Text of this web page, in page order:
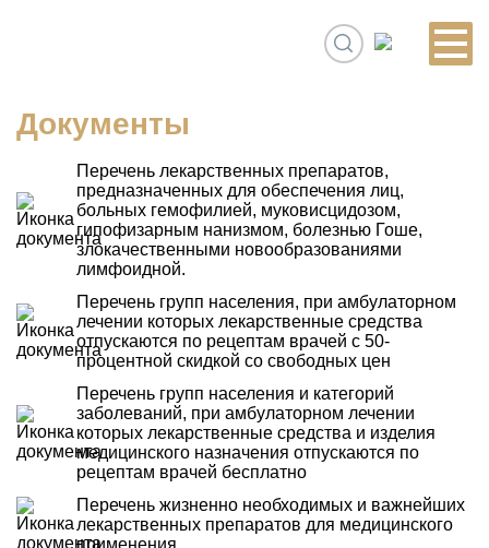
Документы
Перечень лекарственных препаратов,
предназначенных для обеспечения лиц,
больных гемофилией, муковисцидозом,
гипофизарным нанизмом, болезнью Гоше,
злокачественными новообразованиями
лимфоидной.
Перечень групп населения, при амбулаторном
лечении которых лекарственные средства
отпускаются по рецептам врачей с 50-
процентной скидкой со свободных цен
Перечень групп населения и категорий
заболеваний, при амбулаторном лечении
которых лекарственные средства и изделия
медицинского назначения отпускаются по
рецептам врачей бесплатно
Перечень жизненно необходимых и важнейших
лекарственных препаратов для медицинского
применения